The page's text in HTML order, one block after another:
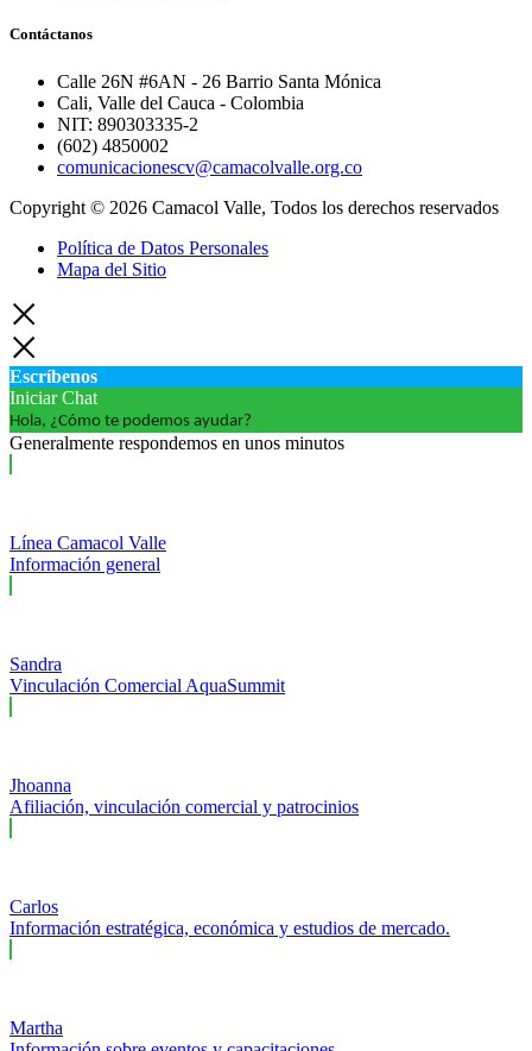
Contáctanos
Calle 26N #6AN - 26 Barrio Santa Mónica
Cali, Valle del Cauca - Colombia
NIT: 890303335-2
(602) 4850002
comunicacionescv@camacolvalle.org.co
Copyright © 2026 Camacol Valle, Todos los derechos reservados
Política de Datos Personales
Mapa del Sitio
Escríbenos
Iniciar Chat
Hola, ¿Cómo te podemos ayudar?
Generalmente respondemos en unos minutos
Línea Camacol Valle
Información general
Sandra
Vinculación Comercial AquaSummit
Jhoanna
Afiliación, vinculación comercial y patrocinios
Carlos
Información estratégica, económica y estudios de mercado.
Martha